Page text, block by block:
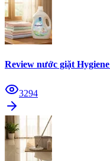
Review nước giặt
3294